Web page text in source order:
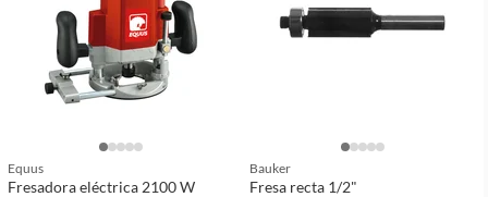
Equus
Fresadora eléctrica 2100 W
Bauker
Fresa recta 1/2"